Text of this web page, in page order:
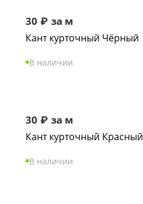
30 ₽ за м
Кант курточный Чёрный
В наличии
30 ₽ за м
Кант курточный Красный
В наличии